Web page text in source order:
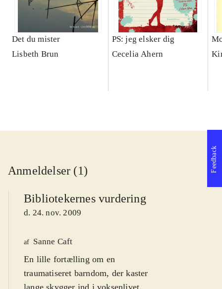
Det du mister
Lisbeth Brun
PS: jeg elsker dig
Cecelia Ahern
Anmeldelser (1)
Bibliotekernes vurdering
d. 24. nov. 2009
af Sanne Caft
En lille fortælling om en
traumatiseret barndom, der kaster
lange skygger ind i voksenlivet.
Feedback